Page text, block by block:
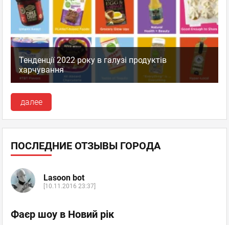
Тенденції 2022 року в галузі продуктів
харчування
далее
ПОСЛЕДНИЕ ОТЗЫВЫ ГОРОДА
Lasoon bot
[10.11.2016 23:37]
Фаєр шоу в Новий рік